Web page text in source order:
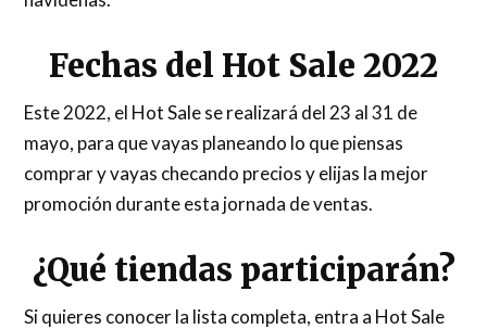
Fechas del Hot Sale 2022
Este 2022, el Hot Sale se realizará del 23 al 31 de
mayo, para que vayas planeando lo que piensas
comprar y vayas checando precios y elijas la mejor
promoción durante esta jornada de ventas.
¿Qué tiendas participarán?
Si quieres conocer la lista completa, entra a Hot Sale